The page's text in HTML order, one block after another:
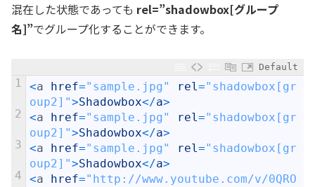
混在した状態であっても rel=”shadowbox[グループ
名]”でグループ化することができます。
Default
1
2
3
4
<a href="sample.jpg" rel="shadowbox[gr
oup2]">Shadowbox</a>
<a href="sample.jpg" rel="shadowbox[gr
oup2]">Shadowbox</a>
<a href="sample.jpg" rel="shadowbox[gr
oup2]">Shadowbox</a>
<a href="http://www.youtube.com/v/0QRO